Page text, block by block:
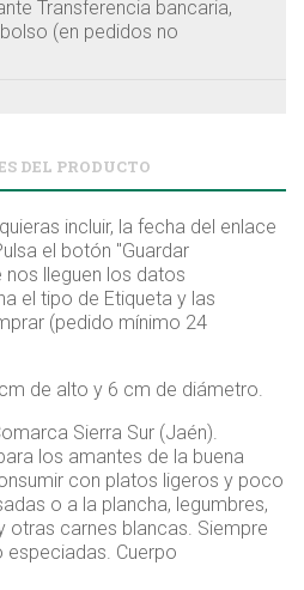
Transferencia bancaria,
(en pedidos no
DEL PRODUCTO
incluir, la fecha del enlace
el botón "Guardar
nos lleguen los datos
el tipo de Etiqueta y las
(pedido mínimo 24
de alto y 6 cm de diámetro.
Sierra Sur (Jaén).
los amantes de la buena
con platos ligeros y poco
o a la plancha, legumbres,
otras carnes blancas. Siempre
Cuerpo